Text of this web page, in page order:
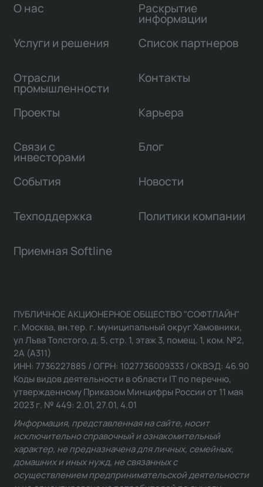
О нас
Услуги и решения
Отрасли
промышленности
Проекты
Связи с
инвесторами
Раскрытие
информации
Список партнеров
Контакты
Карьера
Блог
События Новости
Техподдержка Политики компании
Приемная Softline
ПУБЛИЧНОЕ АКЦИОНЕРНОЕ ОБЩЕСТВО "СОФТЛАЙН"
г. Москва, вн.тер. г. муниципальный округ Хамовники,
ул Льва Толстого, д. 5, стр. 1, этаж 3, помещ. 1, ком. №2,
2А (А311)
ИНН: 7736227885 / ОГРН: 1027736009333 / ОКВЭД: 46.90
Коды видов деятельности в области IT по перечню,
утвержденному Приказом Минцифры России от 11 мая
2023 г. № 449: 2.01, 27.01, 4.01
Информация, представленная на сайте, носит
исключительно справочный и ознакомительный
характер, не предназначена для личных, семейных,
домашних и иных нужд, не связанных с
осуществлением предпринимательской деятельности